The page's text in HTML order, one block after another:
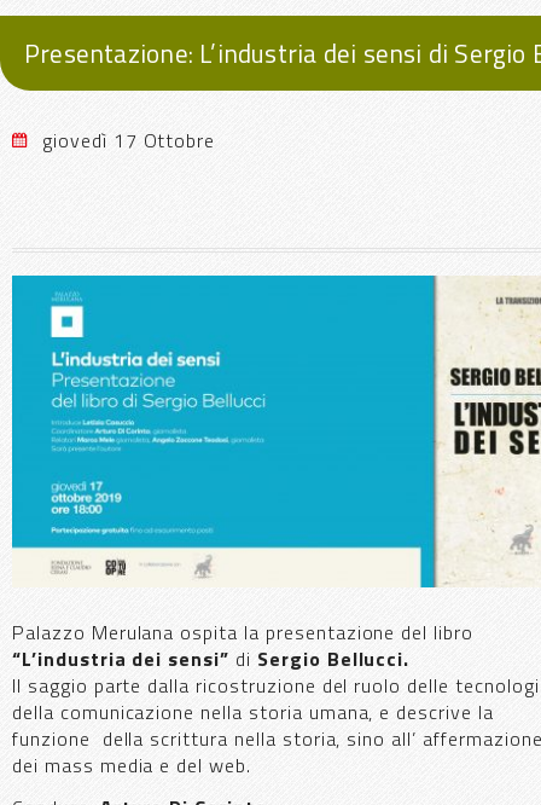
Presentazione: L’industria dei sensi di Sergio
giovedì 17 Ottobre
Palazzo Merulana ospita la presentazione del libro
“L’industria dei sensi” di Sergio Bellucci.
Il saggio parte dalla ricostruzione del ruolo delle
della comunicazione nella storia umana, e descrive la
funzione della scrittura nella storia, sino all’
dei mass media e del web.